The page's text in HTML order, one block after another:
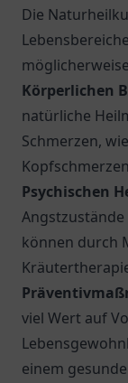
Die
Körperlichen
natürliche
Schmerzen,
Psychischen
können durch
viel Wert auf
einem